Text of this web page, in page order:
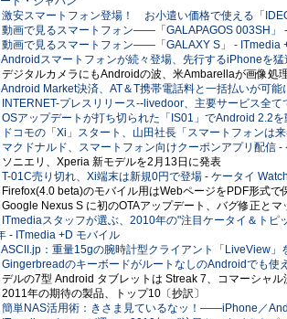
安スマートフォン登場！ お小遣い価格で使える「
画で見るスマートフォン――「GALAPAGOS 003SH」
動画で見るスマートフォン――「GALAXY S」 - ITmedia
スマートフォンが続々登場、先行するiPhoneを
デジタルカメラにもAndroidの波、米Ambarellaが画像
Market決済、AT＆T携帯電話料と一括払いが可能
プレスリリース--livedoor、主要サービス全
アップデートが打ち切られた「IS01」でAndroid 2.2
コモの「Xi」スタート、山田社長「スマートフォンは
クドナルド、スマートフォン向けクーポンアプリ配信 -
ニエリ、Xperia 新モデルを2月13日に発表
01C売り切れ、Xi端末は新規0円で登場 - ケータイ
beta)のモバイル用はWebページをPDF形式で
Nexus S に初のOTAアップデート、バグ修正とマ
スタッフが選ぶ、2010年の"注目ケータイ＆ト
- ITmedia +D モバイル
：重量15gの腕時計型クライアント「LiveView
のキーボードがルートなしのAndroidでも使
ルの7型 Android タブレットは Streak 7、コマーシャル
年の期待の製品、トップ10〔抄訳〕
簡単NAS活用術：きさま見ているなッ！――iPhone／